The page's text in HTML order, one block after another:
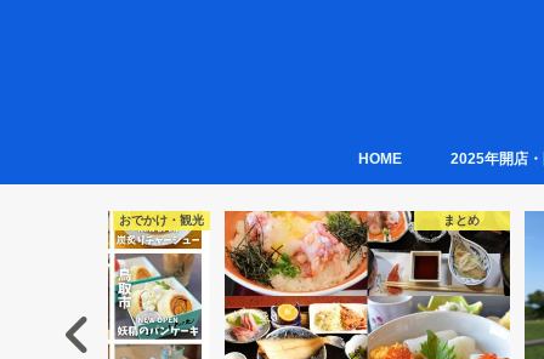
HOME 2025年開店
まとめ おでかけ・観光